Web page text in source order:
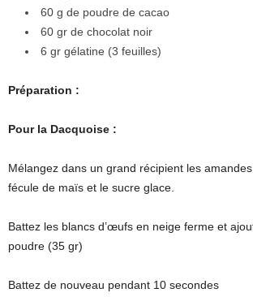
60 g de poudre de cacao
60 gr de chocolat noir
6 gr gélatine (3 feuilles)
Préparation :
Pour la Dacquoise :
Mélangez dans un grand récipient les
fécule de maïs et le sucre glace.
Battez les blancs d’œufs en neige ferme et
poudre (35 gr)
Battez de nouveau pendant 10 secondes